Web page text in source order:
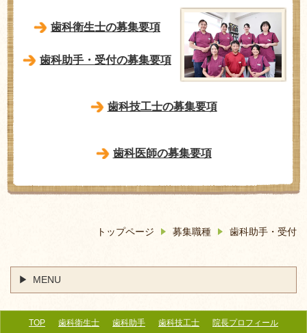
歯科衛生士の募集要項
歯科助手・受付の募集要項
歯科技工士の募集要項
歯科医師の募集要項
トップページ 募集職種 歯科助手・受付
MENU
TOP 歯科衛生士 歯科助手 歯科技工士
院長プロフィール